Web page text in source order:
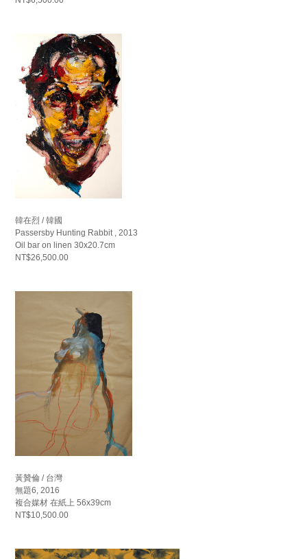
韓在烈 / 韓國
Passersby Hunting Rabbit , 2013
Oil bar on linen 30x20.7cm
NT$26,500.00
黃贊倫 / 台灣
無題6, 2016
複合媒材 在紙上 56x39cm
NT$10,500.00